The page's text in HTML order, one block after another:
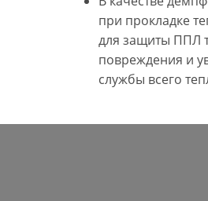
при прокладке
для защиты ППЛ
повреждения и
службы всего